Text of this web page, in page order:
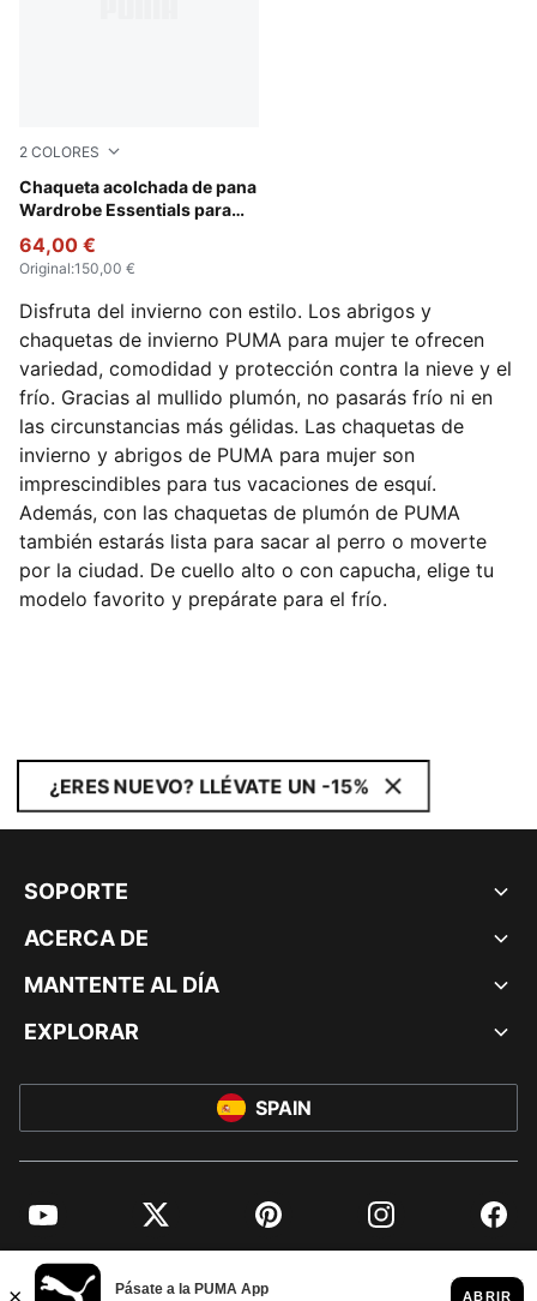
2 COLORES
Chaqueta acolchada de pana
Wardrobe Essentials para
Puma Black
64,00 €
Original:150,00 €
Disfruta del invierno con estilo. Los abrigos y
chaquetas de invierno PUMA para mujer te ofrecen
variedad, comodidad y protección contra la nieve y el
frío. Gracias al mullido plumón, no pasarás frío ni en
las circunstancias más gélidas. Las chaquetas de
invierno y abrigos de PUMA para mujer son
imprescindibles para tus vacaciones de esquí.
Además, con las chaquetas de plumón de PUMA
también estarás lista para sacar al perro o moverte
por la ciudad. De cuello alto o con capucha, elige tu
modelo favorito y prepárate para el frío.
¿ERES NUEVO? LLÉVATE UN -15%
SOPORTE
ACERCA DE
MANTENTE AL DÍA
EXPLORAR
SPAIN
YouTube Twitter Pinterest Instagram
© PUMA EUROPE GMBH, 2026. TODOS LOS DERECHOS RESERVADOS
AVISO LEGAL Y DATOS LEGALES